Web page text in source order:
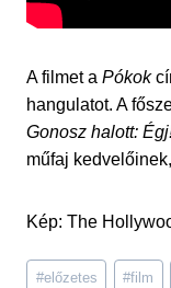
A filmet a Pókok
hangulatot. A
Gonosz halott:
műfaj
Kép: The
Post
#előzetes #film